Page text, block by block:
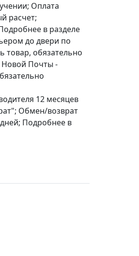
Оплата
расчет;
в разделе
до двери по
товар, обязательно
Новой Почты -
12 месяцев
Обмен/возврат
Подробнее в